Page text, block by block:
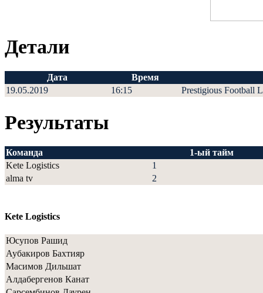
Детали
Дата
Время
19.05.2019
16:15 Prestigious Football
Результаты
Команда
1-ый тайм
Kete Logistics
1
alma tv
2
Kete Logistics
Юсупов Рашид
Аубакиров Бахтияр
Масимов Дильшат
Алдабергенов Канат